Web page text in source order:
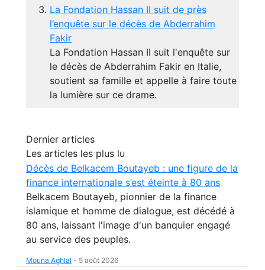
La Fondation Hassan II suit de près
l’enquête sur le décès de Abderrahim
Fakir
La Fondation Hassan II suit l'enquête sur
le décès de Abderrahim Fakir en Italie,
soutient sa famille et appelle à faire toute
la lumière sur ce drame.
Dernier articles
Les articles les plus lu
Décès de Belkacem Boutayeb : une figure de la
finance internationale s’est éteinte à 80 ans
Belkacem Boutayeb, pionnier de la finance
islamique et homme de dialogue, est décédé à
80 ans, laissant l'image d'un banquier engagé
au service des peuples.
Mouna Aghlal - 5 août 2026